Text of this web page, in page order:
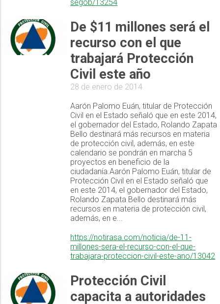
segob/13254
De $11 millones será el
recurso con el que
trabajará Protección
Civil este año
28 de enero de 2014
Aarón Palomo Euán, titular de Protección
Civil en el Estado señaló que en este 2014,
el gobernador del Estado, Rolando Zapata
Bello destinará más recursos en materia
de protección civil, además, en este
calendario se pondrán en marcha 5
proyectos en beneficio de la
ciudadanía.Aarón Palomo Euán, titular de
Protección Civil en el Estado señaló que
en este 2014, el gobernador del Estado,
Rolando Zapata Bello destinará más
recursos en materia de protección civil,
además, en e...
https://notirasa.com/noticia/de-11-
millones-sera-el-recurso-con-el-que-
trabajara-proteccion-civil-este-ano/13042
Protección Civil
capacita a autoridades